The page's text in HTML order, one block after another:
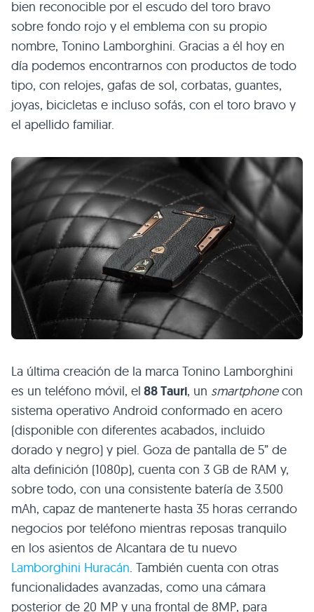
bien reconocible por el escudo del toro bravo
sobre fondo rojo y el emblema con su propio
nombre, Tonino Lamborghini. Gracias a él hoy en
día podemos encontrarnos con productos de todo
tipo, con relojes, gafas de sol, corbatas, guantes,
joyas, bicicletas e incluso sofás, con el toro bravo y
el apellido familiar.
La última creación de la marca Tonino Lamborghini
es un teléfono móvil, el 88 Tauri, un smartphonecon
sistema operativo Android conformado en acero
(disponible con diferentes acabados, incluido
dorado y negro) y piel. Goza de pantalla de 5” de
alta definición (1080p), cuenta con 3 GB de RAM y,
sobre todo, con una consistente batería de 3.500
mAh, capaz de mantenerte hasta 35 horas cerrando
negocios por teléfono mientras reposas tranquilo
en los asientos de Alcantara de tu nuevo
Lamborghini Huracán. También cuenta con otras
funcionalidades avanzadas, como una cámara
posterior de 20 MP y una frontal de 8MP, para